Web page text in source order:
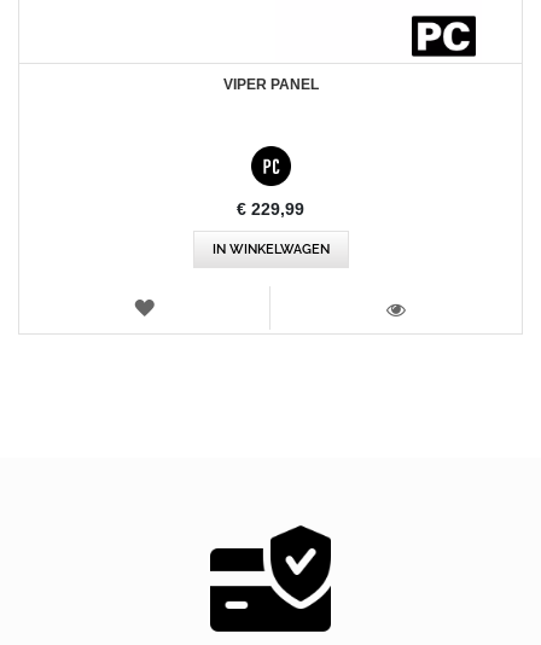
VIPER PANEL
€ 229,99
IN WINKELWAGEN
VERLANGLIJST